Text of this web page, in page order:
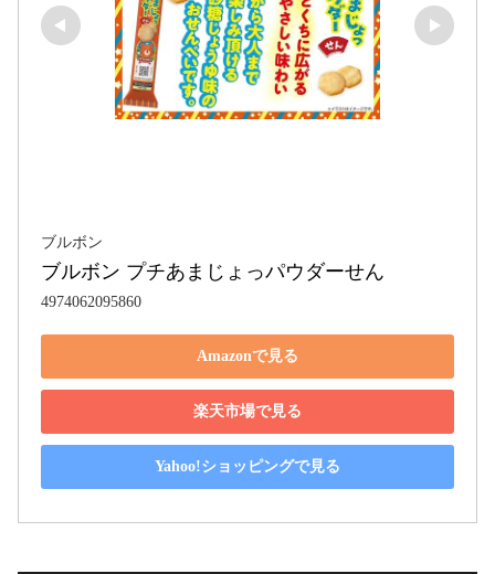
ブルボン
ブルボン プチあまじょっパウダーせん
4974062095860
Amazonで見る
楽天市場で見る
Yahoo!ショッピングで見る